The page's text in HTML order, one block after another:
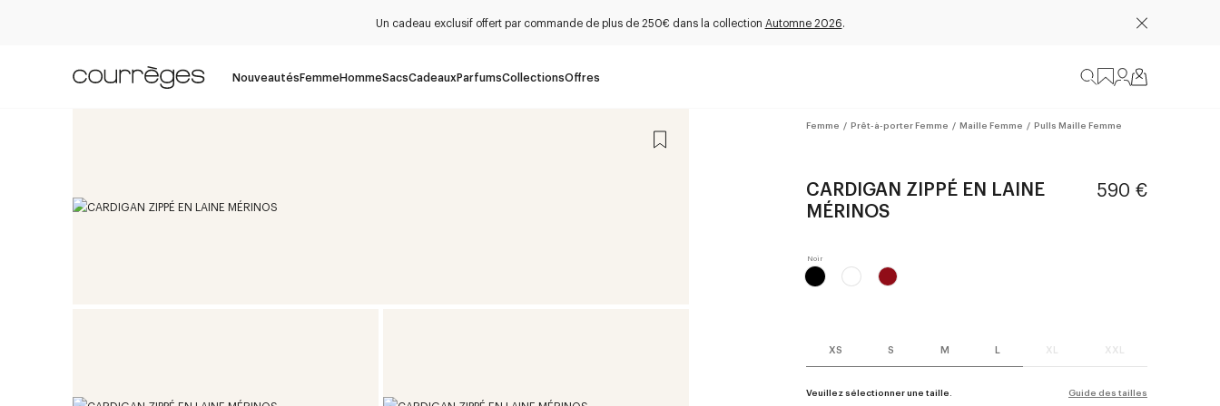
Un cadeau exclusif offert par commande de plus de 250€ dans la collection Automne 2026.
NouveautésFemmeHommeSacsCadeauxParfumsCollectionsOffres
Femme / Prêt-à-porter Femme / Maille Femme / Pulls Maille Femme
CARDIGAN ZIPPÉ EN LAINE
MÉRINOS
590 €
XS S M L XL XXL
Veuillez sélectionner une taille. Guide des tailles